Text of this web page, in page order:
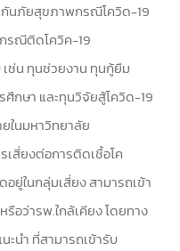
กันภัยสุขภาพกรณีโควิด-19
รณีติดโควิค-19
ช่น ทุนช่วยงาน ทุนกู้ยืม
กษา และทุนวิจัยสู้โควิด-19
ในมหาวิทยาลัย
เสี่ยงต่อการติดเชื้อโค
ยู่ในกลุ่มเสี่ยง สามารถเข้า
อว่ารพ.ใกล้เคียง โดยทาง
ะนำ ที่สามารถเข้ารับ